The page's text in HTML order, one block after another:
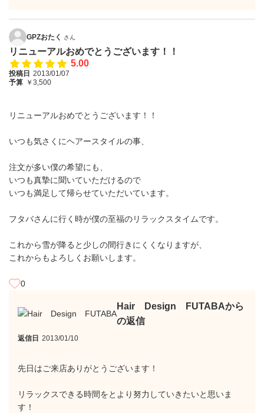
GPZおたく さん
リニューアルおめでとうございます！！
5.00
投稿日 2013/01/07
予算 ￥3,500
リニューアルおめでとうございます！！
いつも気さくにヘアースタイルの事、
注文が多い僕の希望にも、
いつも真摯に聞いていただけるので
いつも満足して帰らせていただいています。
フタバさんに行く時が僕の至福のリラックスタイムです。
これから雪が降ると少しの間行きにくくなりますが、
これからもよろしくお願いします。
0
Hair Design FUTABAから
の返信
返信日 2013/01/10
先日はご来店ありがとうございます！
リラックスできる時間をとより努力していきたいと思いま
す！